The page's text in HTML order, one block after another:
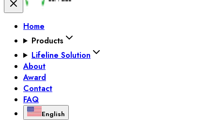
Home
Products
Lifeline Solution
About
Award
Contact
FAQ
English